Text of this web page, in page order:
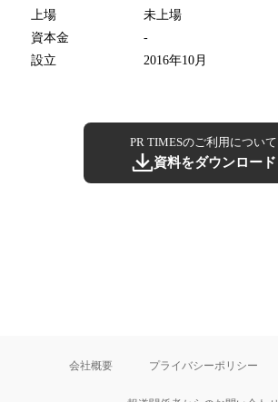
上場
未上場
資本金
-
設立
2016年10月
PR TIMESのご利用について
資料をダウンロード
会社概要 プライバシーポリシー